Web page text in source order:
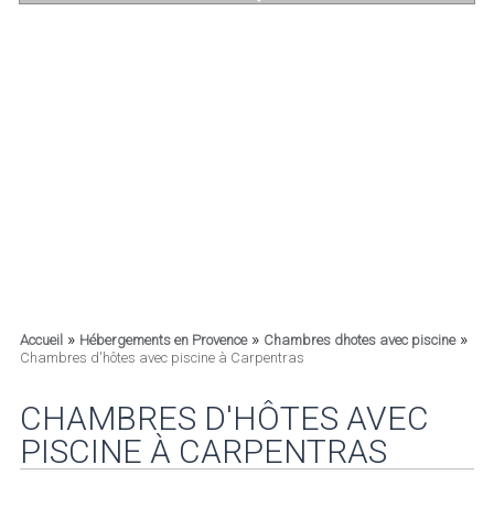
Accueil» Hébergements en Provence» Chambres dhotes avec piscine»
Chambres d'hôtes avec piscine à Carpentras
CHAMBRES D'HÔTES AVEC
PISCINE À CARPENTRAS